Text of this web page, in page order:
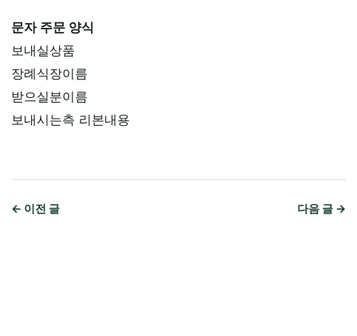
문자 주문 양식
보내실상품
장례식장이름
받으실분이름
보내시는측 리본내용
← 이전 글 다음 글 →